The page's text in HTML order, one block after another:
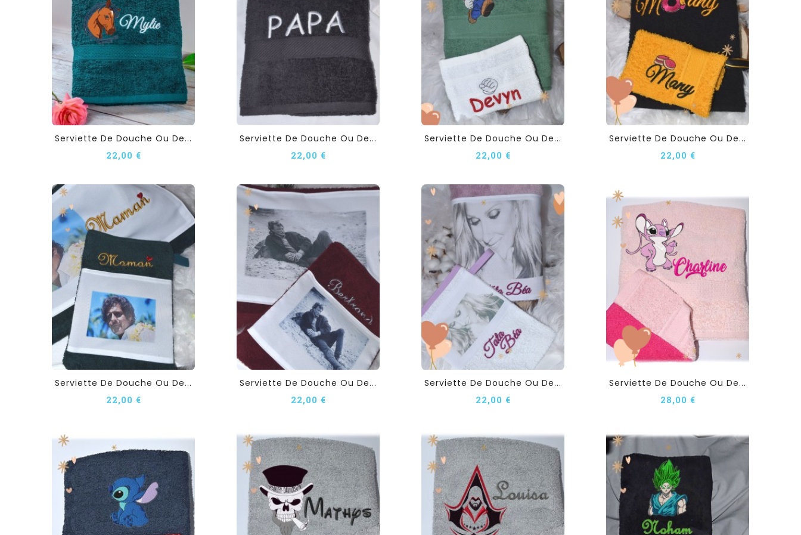
Serviette De Douche Ou De...
22,00 €
Serviette De Douche Ou De...
22,00 €
Serviette De Douche Ou De...
22,00 €
Serviette De Douche Ou De...
22,00 €
Serviette De Douche Ou De...
22,00 €
Serviette De Douche Ou De...
22,00 €
Serviette De Douche Ou De...
22,00 €
Serviette De Douche Ou De...
28,00 €